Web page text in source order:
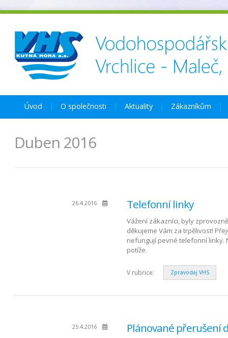
Úvod O společnosti Aktuality Zákazníkům
Duben 2016
26.4.2016 Telefonní linky
Vážení zákazníci, byly
děkujeme Vám za trpělivost!
nefungují pevné telefonní linky.
potíže.
V rubrice: Zpravodaj VHS
25.4.2016 Plánované přerušení